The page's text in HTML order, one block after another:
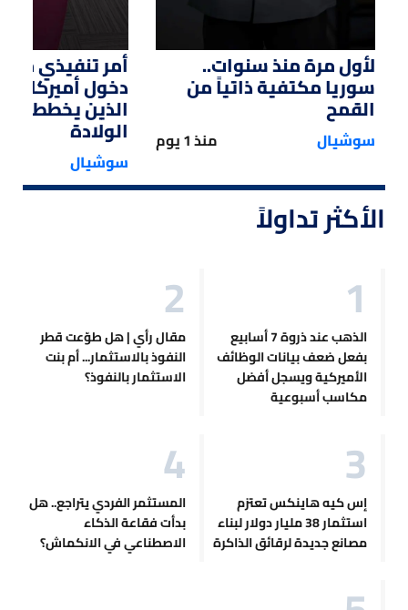
لأول مرة منذ سنوات..
سوريا مكتفية ذاتياً من
القمح
سوشيال منذ 1 يوم
أمر تنفيذي من
دخول أميركا
الذين يخططون
الولادة
سوشيال
الأكثر تداولاً
الذهب عند ذروة 7 أسابيع
بفعل ضعف بيانات الوظائف
الأميركية ويسجل أفضل
مكاسب أسبوعية
مقال رأي | هل طوّعت قطر
النفوذ بالاستثمار... أم بنت
الاستثمار بالنفوذ؟
إس كيه هاينكس تعتزم
استثمار 38 مليار دولار لبناء
مصانع جديدة لرقائق الذاكرة
المستثمر الفردي يتراجع.. هل
بدأت فقاعة الذكاء
الاصطناعي في الانكماش؟